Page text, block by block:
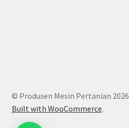
© Produsen Mesin Pertanian 2026
Built with WooCommerce.